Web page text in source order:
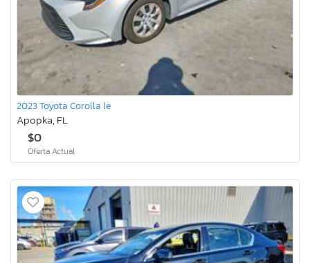
2023 Toyota Corolla le
Apopka, FL
$0
Oferta Actual